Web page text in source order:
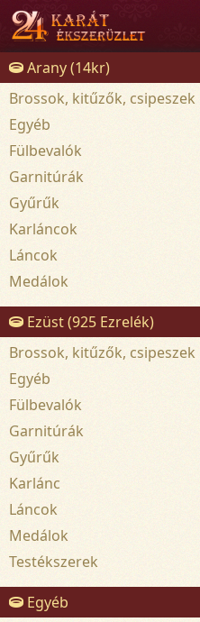
Arany (14kr)
Brossok, kitűzők, csipeszek
Egyéb
Fülbevalók
Garnitúrák
Gyűrűk
Karláncok
Láncok
Medálok
Ezüst (925 Ezrelék)
Brossok, kitűzők, csipeszek
Egyéb
Fülbevalók
Garnitúrák
Gyűrűk
Karlánc
Láncok
Medálok
Testékszerek
Egyéb